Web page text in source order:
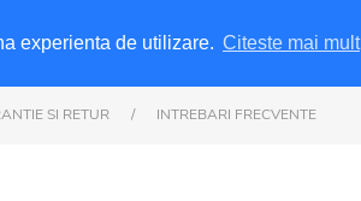
experienta de utilizare. Citeste mai mult
SI RETUR / INTREBARI FRECVENTE